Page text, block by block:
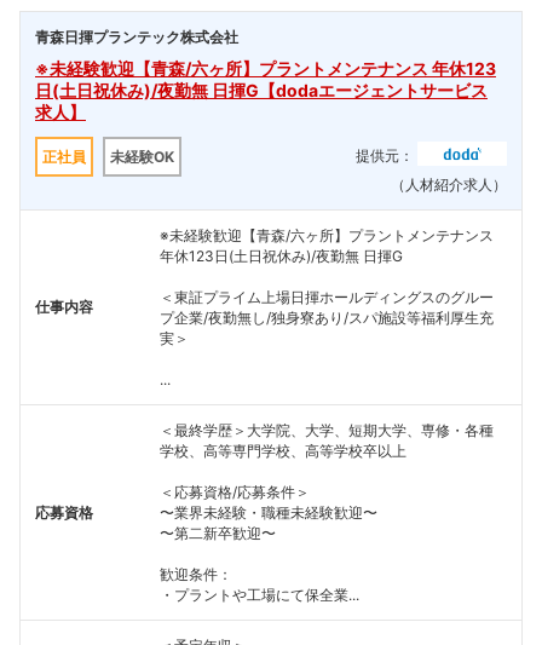
青森日揮プランテック株式会社
※未経験歓迎【青森/六ヶ所】プラントメンテナンス 年休123
日(土日祝休み)/夜勤無 日揮G【dodaエージェントサービス
求人】
正社員 未経験OK
提供元：
（人材紹介求人）
仕事内容
※未経験歓迎【青森/六ヶ所】プラントメンテナンス
年休123日(土日祝休み)/夜勤無 日揮G
＜東証プライム上場日揮ホールディングスのグルー
プ企業/夜勤無し/独身寮あり/スパ施設等福利厚生充
実＞
...
応募資格
＜最終学歴＞大学院、大学、短期大学、専修・各種
学校、高等専門学校、高等学校卒以上
＜応募資格/応募条件＞
〜業界未経験・職種未経験歓迎〜
〜第二新卒歓迎〜
歓迎条件：
・プラントや工場にて保全業...